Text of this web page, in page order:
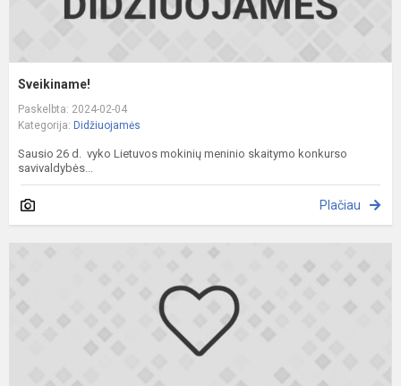
Sveikiname!
Paskelbta: 2024-02-04
Kategorija: Didžiuojamės
Sausio 26 d. vyko Lietuvos mokinių meninio skaitymo konkurso
savivaldybės...
Plačiau